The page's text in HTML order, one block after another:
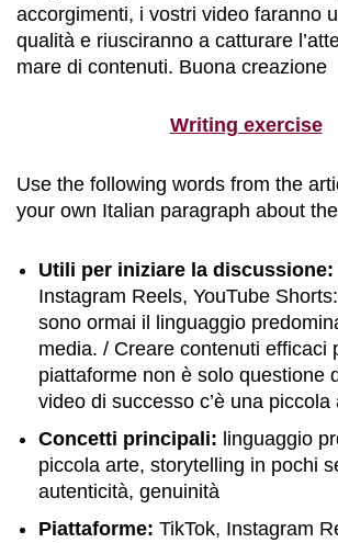
accorgimenti, i vostri video faranno
qualità e riusciranno a catturare
mare di contenuti. Buona creazione
Writing exercise
Use the following words from the
your own Italian paragraph about
Utili per iniziare la discussione:
Instagram Reels, YouTube
sono ormai il linguaggio
media. / Creare contenuti efficaci
piattaforme non è solo questione
video di successo c’è una
Concetti principali: linguaggio
piccola arte, storytelling in pochi
autenticità, genuinità
Piattaforme: TikTok, Instagram